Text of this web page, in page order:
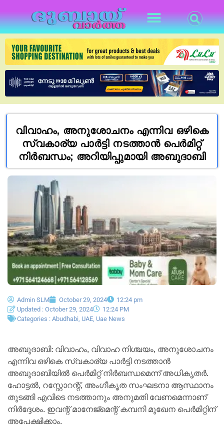
വിവാഹം, അനുശോചനം എന്നിവ ഒഴികെ
സ്വകാര്യ പാർട്ടി നടത്താൻ പെർമിറ്റ്
നിർബന്ധം; അറിയിപ്പുമായി അബുദാബി
Admin SLM October 29, 2024
12:24 pm
Updated : October 29, 2024
12:24 PM
Categories : Abudhabi UAE Uae News
അബുദാബി: വിവാഹം, വിവാഹ നിശ്ചയം, അനുശോചനം
എന്നിവ ഒഴികെ സ്വകാര്യ പാർട്ടി നടത്താൻ
അബുദാബിയിൽ പെർമിറ്റ് നിർബന്ധമെന്ന് അധികൃതർ.
ഹോട്ടൽ, റസ്റ്റോറന്റ്, അംഗീകൃത സംഘടനാ ആസ്ഥാനം
തുടങ്ങി എവിടെ നടത്താനും അനുമതി വേണമെന്നാണ്
നിർദ്ദേശം. ഇവന്റ് മാനേജ്‌മെന്റ് കമ്പനി മുഖേന പെർമിറ്റിന്
അപേക്ഷിക്കാം.